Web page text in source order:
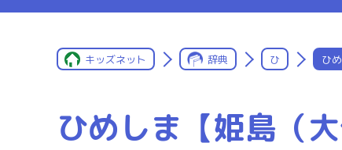
キッズネット 辞典 ひ ひ
ひめしま【姫島（